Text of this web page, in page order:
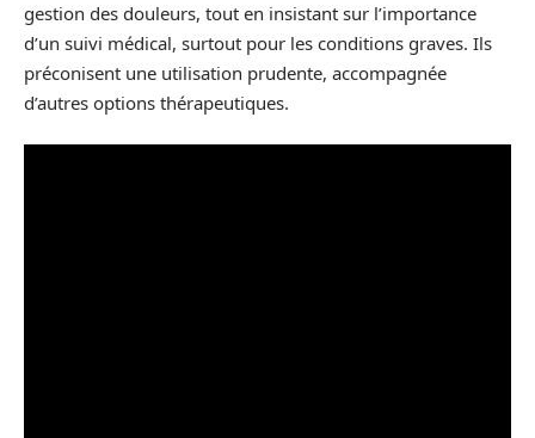
gestion des douleurs, tout en insistant sur l’importance
d’un suivi médical, surtout pour les conditions graves. Ils
préconisent une utilisation prudente, accompagnée
d’autres options thérapeutiques.